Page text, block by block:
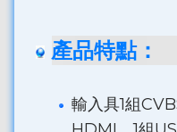
產品特點：
輸入具1組